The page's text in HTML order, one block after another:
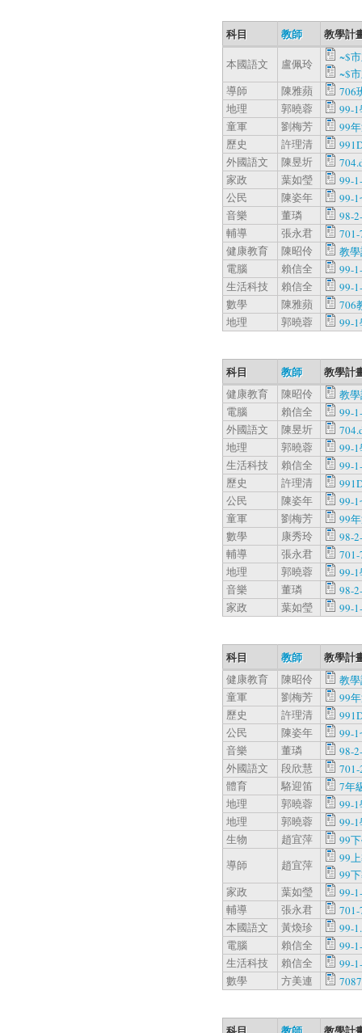
科目 教師 教學計
本國語文 盧佩玲
~$
~$
導師
陳雅蘋
706
地理
郭曉蓉
99-
童軍
劉梅芳
99
歷史
許理清
外國語文
陳昱圻
家政
葉如瑩
99-
公民
陳姿年
99-
音樂
董璘
98-
輔導
張永君
健康教育
陳昭伶
教
電腦
賴信全
99-
生活科技
賴信全
99-
數學
陳雅蘋
706
地理
郭曉蓉 99-
科目 教師 教學計
健康教育 陳昭伶
教
電腦
賴信全
99-
外國語文
陳昱圻
地理
郭曉蓉
99-
生活科技
賴信全
99-
歷史
許理清
公民
陳姿年
99-
童軍
劉梅芳
99
數學
康秀玲
98-
輔導
張永君
地理
郭曉蓉
99-
音樂
董璘
98-
家政
葉如瑩 99-
科目 教師 教學計
健康教育 陳昭伶
教
童軍
劉梅芳
99
歷史
許理清
公民
陳姿年
99-
音樂
董璘
98-
外國語文
段欣慧
701-
體育
駱迎笛
7年
地理
郭曉蓉
99-
地理
郭曉蓉
99-
生物
趙宜萍
99
導師
趙宜萍
99
99
家政
葉如瑩
99-
輔導
張永君
本國語文
黃煥珍
99-
電腦
賴信全
99-
生活科技
賴信全
99-
數學
方美連